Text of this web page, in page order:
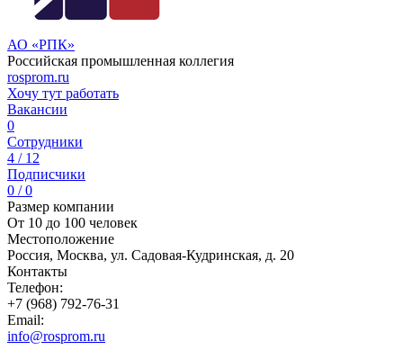
АО «РПК»
Российская промышленная коллегия
rosprom.ru
Хочу тут работать
Вакансии
0
Сотрудники
4 / 12
Подписчики
0 / 0
Размер компании
От 10 до 100 человек
Местоположение
Россия, Москва, ул. Садовая-Кудринская, д. 20
Контакты
Телефон:
+7 (968) 792-76-31
Email:
info@rosprom.ru